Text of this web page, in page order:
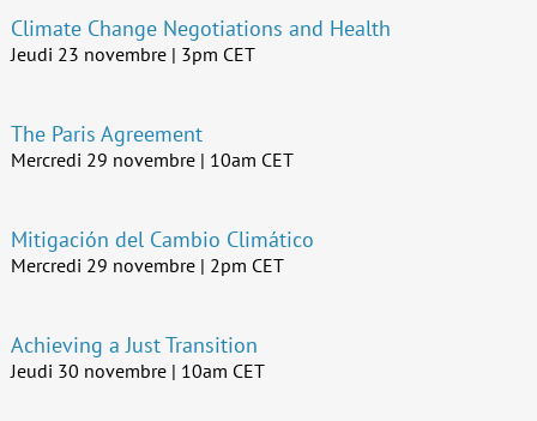
Climate Change Negotiations and Health
Jeudi 23 novembre | 3pm CET
The Paris Agreement
Mercredi 29 novembre | 10am CET
Mitigación del Cambio Climático
Mercredi 29 novembre | 2pm CET
Achieving a Just Transition
Jeudi 30 novembre | 10am CET